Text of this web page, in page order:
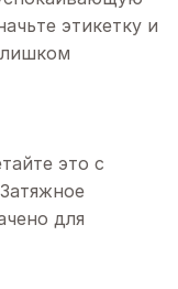
этикетку и
это с
для